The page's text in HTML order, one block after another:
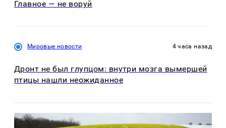
Главное — не воруй
Мировые новости 4 часа назад
Дронт не был глупцом: внутри мозга вымершей
птицы нашли неожиданное